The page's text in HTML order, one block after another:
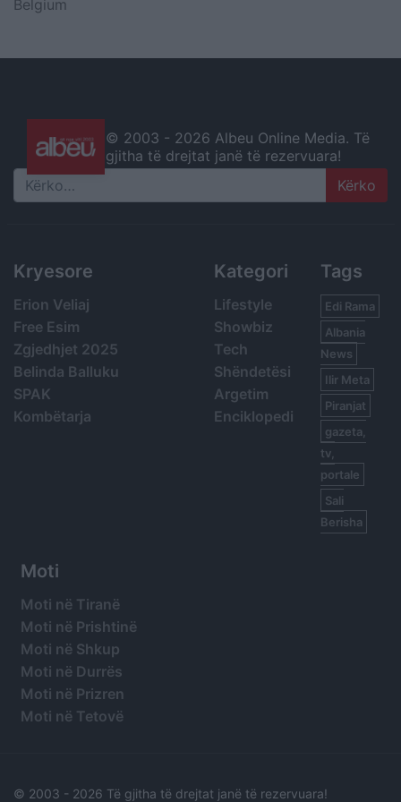
Belgium
© 2003 - 2026 Albeu Online Media. Të
gjitha të drejtat janë të rezervuara!
Search
Kryesore
Erion Veliaj
Free Esim
Zgjedhjet 2025
Belinda Balluku
SPAK
Kombëtarja
Kategori
Lifestyle
Showbiz
Tech
Shëndetësi
Argetim
Enciklopedi
Tags
Edi Rama
Albania
News
Ilir Meta
Piranjat
gazeta,
tv,
portale
Sali
Berisha
Moti
Moti në Tiranë
Moti në Prishtinë
Moti në Shkup
Moti në Durrës
Moti në Prizren
Moti në Tetovë
© 2003 - 2026 Të gjitha të drejtat janë të rezervuara!